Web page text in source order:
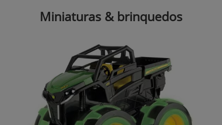
Miniaturas & brinquedos